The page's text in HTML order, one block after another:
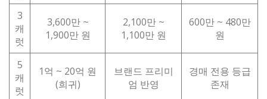
3
캐
럿
3,600만 ~
1,900만 원
2,100만 ~
1,100만 원
600만 ~ 480만
원
5
캐
럿
1억 ~ 20억 원
(희귀)
브랜드 프리미
엄 반영
경매 전용 등급
존재